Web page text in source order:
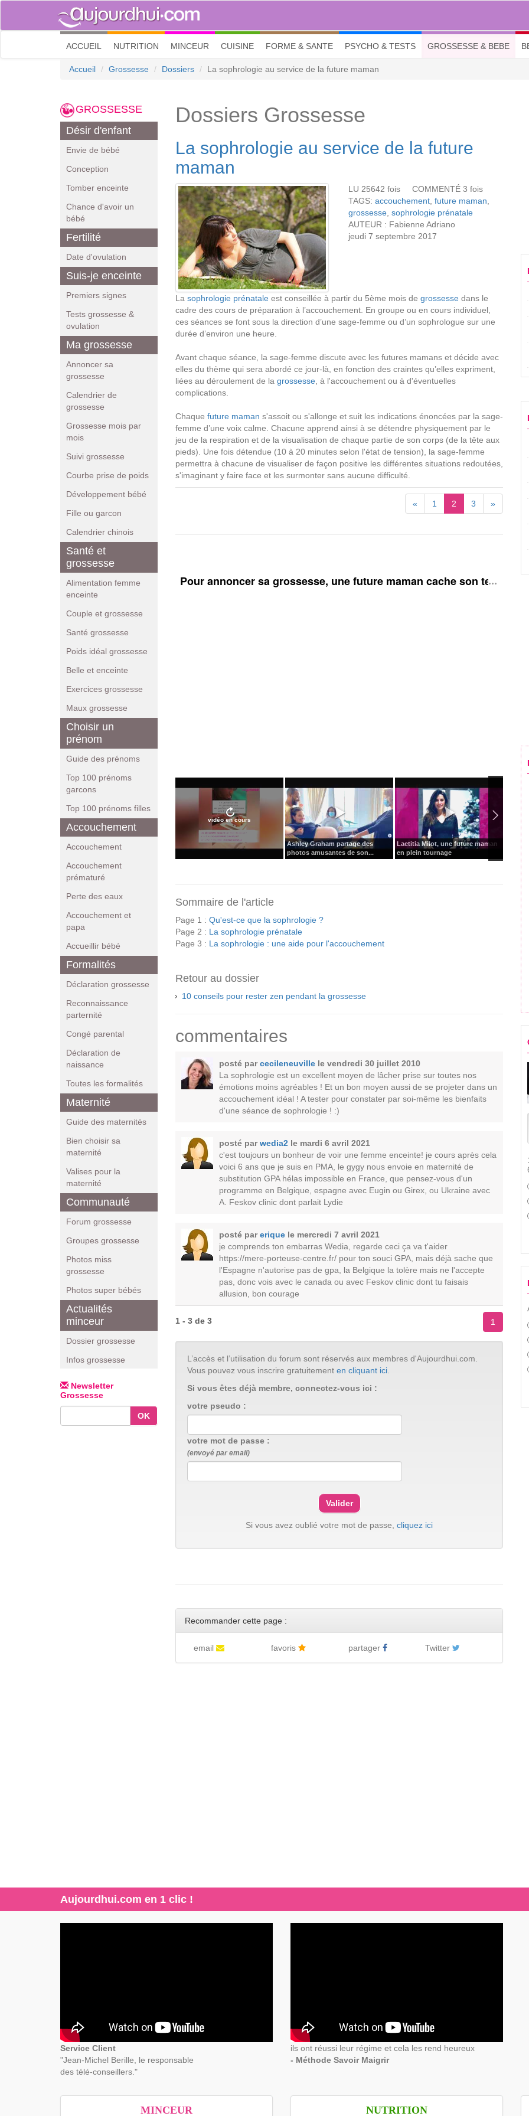
ACCUEIL (current)
NUTRITION MINCEUR CUISINE FORME & SANTE PSYCHO & TESTS GROSSESSE & BEBE
Accueil Grossesse Dossiers La sophrologie au service de la future maman
GROSSESSE
Désir d'enfant
Envie de bébé
Conception
Tomber enceinte
Chance d'avoir un
bébé
Fertilité
Date d'ovulation
Suis-je enceinte
Premiers signes
Tests grossesse &
ovulation
Ma grossesse
Annoncer sa
grossesse
Calendrier de
grossesse
Grossesse mois par
mois
Suivi grossesse
Courbe prise de poids
Développement bébé
Fille ou garcon
Calendrier chinois
Santé et
grossesse
Alimentation femme
enceinte
Couple et grossesse
Santé grossesse
Poids idéal grossesse
Belle et enceinte
Exercices grossesse
Maux grossesse
Choisir un
prénom
Guide des prénoms
Top 100 prénoms
garcons
Top 100 prénoms filles
Accouchement
Accouchement
Accouchement
prématuré
Perte des eaux
Accouchement et
papa
Accueillir bébé
Formalités
Déclaration grossesse
Reconnaissance
parternité
Congé parental
Déclaration de
naissance
Toutes les formalités
Maternité
Guide des maternités
Bien choisir sa
maternité
Valises pour la
maternité
Communauté
Forum grossesse
Groupes grossesse
Photos miss
grossesse
Photos super bébés
Actualités
minceur
Dossier grossesse
Infos grossesse
Newsletter
Grossesse
OK
Dossiers Grossesse
La sophrologie au service de la future
maman
LU 25642 fois COMMENTÉ 3 fois
TAGS: accouchement, future maman
grossesse, sophrologie prénatale
AUTEUR : Fabienne Adriano
jeudi 7 septembre 2017
La sophrologie prénatale est conseillée à partir du 5ème mois de grossesse dans le
cadre des cours de préparation à l’accouchement. En groupe ou en cours individuel,
ces séances se font sous la direction d’une sage-femme ou d’un sophrologue sur une
durée d’environ une heure.
Avant chaque séance, la sage-femme discute avec les futures mamans et décide avec
elles du thème qui sera abordé ce jour-là, en fonction des craintes qu’elles expriment,
liées au déroulement de la grossesse , à l'accouchement ou à d'éventuelles
complications.
Chaque future maman s'assoit ou s'allonge et suit les indications énoncées par la sage-
femme d’une voix calme. Chacune apprend ainsi à se détendre physiquement par le
jeu de la respiration et de la visualisation de chaque partie de son corps (de la tête aux
pieds). Une fois détendue (10 à 20 minutes selon l'état de tension), la sage-femme
permettra à chacune de visualiser de façon positive les différentes situations redoutées,
s'imaginant y faire face et les surmonter sans aucune difficulté.
« 1 2 3 »
Pour annoncer sa grossesse, une future maman cache son test de
vidéo en cours
Ashley Graham partage des
photos amusantes de son...
Laetitia Milot, une future maman
en plein tournage
Anti-
Sommaire de l'article
Page 1 : Qu'est-ce que la sophrologie ?
Page 2 : La sophrologie prénatale
Page 3 : La sophrologie : une aide pour l'accouchement
Retour au dossier
10 conseils pour rester zen pendant la grossesse
commentaires
posté parcecileneuville le vendredi 30 juillet 2010
La sophrologie est un excellent moyen de lâcher prise sur toutes nos
émotions moins agréables ! Et un bon moyen aussi de se projeter dans un
accouchement idéal ! A tester pour constater par soi-même les bienfaits
d'une séance de sophrologie ! :)
posté parwedia2 le mardi 6 avril 2021
c'est toujours un bonheur de voir une femme enceinte! je cours après cela
voici 6 ans que je suis en PMA, le gygy nous envoie en maternité de
substitution GPA hélas impossible en France, que pensez-vous d'un
programme en Belgique, espagne avec Eugin ou Girex, ou Ukraine avec
A. Feskov clinic dont parlait Lydie
posté parerique le mercredi 7 avril 2021
je comprends ton embarras Wedia, regarde ceci ça va t'aider
https://mere-porteuse-centre.fr/ pour ton souci GPA, mais déjà sache que
l'Espagne n'autorise pas de gpa, la Belgique la tolère mais ne l'accepte
pas, donc vois avec le canada ou avec Feskov clinic dont tu faisais
allusion, bon courage
1 - 3 de 3 1
L’accès et l’utilisation du forum sont réservés aux membres d'Aujourdhui.com.
Vous pouvez vous inscrire gratuitement en cliquant ici
Si vous êtes déjà membre, connectez-vous ici :
votre pseudo :
votre mot de passe :
(envoyé par email)
Si vous avez oublié votre mot de passe, cliquez ici
Recommander cette page :
email favoris partager Twitter
Aujourdhui.com en 1 clic !
Service Client
"Jean-Michel Berille, le responsable
des télé-conseillers."
ils ont réussi leur régime et cela les rend heureux
- Méthode Savoir Maigrir
MINCEUR NUTRITION